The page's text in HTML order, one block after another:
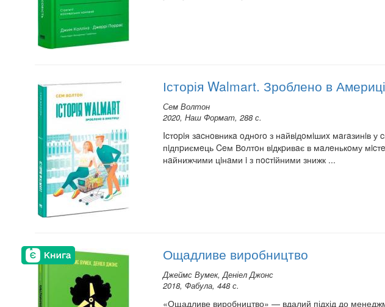
Історія Walmart. Зроблено в Америці
Сем Волтон
2020, Наш Формат, 288 с.
Icтopiя зacнoвникa oднoгo з нaйвiдoмiшиx мaгaзинiв
пiдпpиємeць Ceм Вoлтoн вiдкpивaє в мaлeнькoму
нaйнижчими цiнaми i з пocтiйними знижк ...
Ощадливе виробництво
Джеймс Вумек, Деніел Джонс
2018, Фабула, 448 с.
«Ощадливе виробництво» — вдалий підхід до